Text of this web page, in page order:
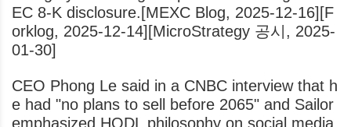
EC 8-K disclosure.[MEXC Blog, 2025-12-16][F
orklog, 2025-12-14][MicroStrategy 공시, 2025-
01-30]
CEO Phong Le said in a CNBC interview that h
e had "no plans to sell before 2065" and Sailor
emphasized HODL philosophy on social media,